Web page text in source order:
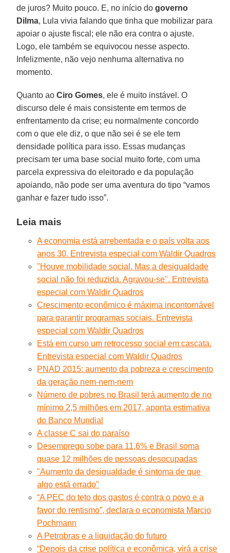
de juros? Muito pouco. E, no início dogoverno
Dilma, Lula vivia falando que tinha que mobilizar para
apoiar o ajuste fiscal; ele não era contra o ajuste.
Logo, ele também se equivocou nesse aspecto.
Infelizmente, não vejo nenhuma alternativa no
momento.
Quanto aoCiro Gomes, ele é muito instável. O
discurso dele é mais consistente em termos de
enfrentamento da crise; eu normalmente concordo
com o que ele diz, o que não sei é se ele tem
densidade política para isso. Essas mudanças
precisam ter uma base social muito forte, com uma
parcela expressiva do eleitorado e da população
apoiando, não pode ser uma aventura do tipo “vamos
ganhar e fazer tudo isso”.
Leia mais
A economia está arrebentada e o país volta aos
anos 30. Entrevista especial com Waldir Quadros
"Houve mobilidade social. Mas a desigualdade
social não foi reduzida. Agravou-se". Entrevista
especial com Waldir Quadros
Crescimento econômico é máxima incontornável
para garantir programas sociais. Entrevista
especial com Waldir Quadros
Está em curso um retrocesso social em cascata.
Entrevista especial com Waldir Quadros
PNAD 2015: aumento da pobreza e crescimento
da geração nem-nem-nem
Número de pobres no Brasil terá aumento de no
mínimo 2,5 milhões em 2017, aponta estimativa
do Banco Mundial
A classe C sai do paraíso
Desemprego sobe para 11,6% e Brasil soma
quase 12 milhões de pessoas desocupadas
"Aumento da desigualdade é sintoma de que
algo está errado"
“A PEC do teto dos gastos é contra o povo e a
favor do rentismo”, declara o economista Marcio
Pochmann
A Petrobras e a liquidação do futuro
“Depois da crise política e econômica, virá a crise